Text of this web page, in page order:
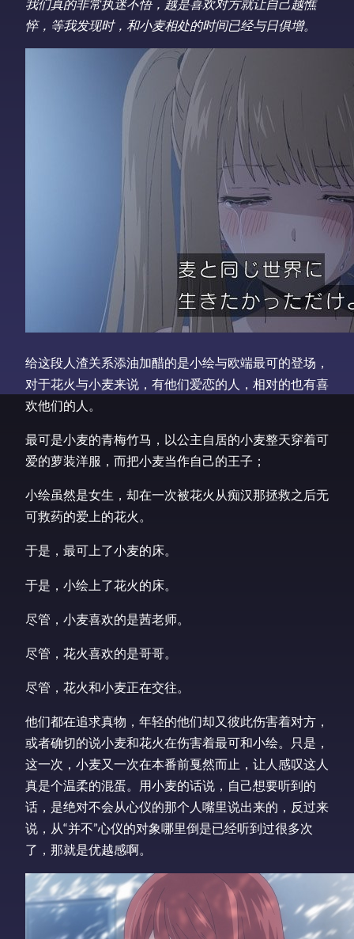
我们真的非常执迷不悟，越是喜欢对方就让自己越憔
悴，等我发现时，和小麦相处的时间已经与日俱增。
给这段人渣关系添油加醋的是小绘与欧端最可的登场，
对于花火与小麦来说，有他们爱恋的人，相对的也有喜
欢他们的人。
最可是小麦的青梅竹马，以公主自居的小麦整天穿着可
爱的萝装洋服，而把小麦当作自己的王子；
小绘虽然是女生，却在一次被花火从痴汉那拯救之后无
可救药的爱上的花火。
于是，最可上了小麦的床。
于是，小绘上了花火的床。
尽管，小麦喜欢的是茜老师。
尽管，花火喜欢的是哥哥。
尽管，花火和小麦正在交往。
他们都在追求真物，年轻的他们却又彼此伤害着对方，
或者确切的说小麦和花火在伤害着最可和小绘。只是，
这一次，小麦又一次在本番前戛然而止，让人感叹这人
真是个温柔的混蛋。用小麦的话说，自己想要听到的
话，是绝对不会从心仪的那个人嘴里说出来的，反过来
说，从“并不”心仪的对象哪里倒是已经听到过很多次
了，那就是优越感啊。